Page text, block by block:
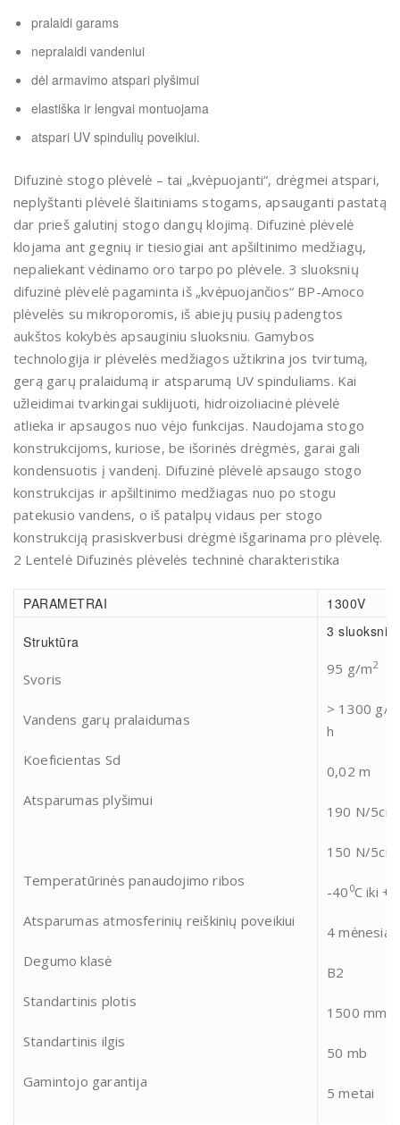
pralaidi garams
nepralaidi vandeniui
dėl armavimo atspari plyšimui
elastiška ir lengvai montuojama
atspari UV spindulių poveikiui.
Difuzinė stogo plėvelė – tai „kvėpuojanti“, drėgmei atspari,
neplyštanti plėvelė šlaitiniams stogams, apsauganti pastatą
dar prieš galutinį stogo dangų klojimą. Difuzinė plėvelė
klojama ant gegnių ir tiesiogiai ant apšiltinimo medžiagų,
nepaliekant vėdinamo oro tarpo po plėvele. 3 sluoksnių
difuzinė plėvelė pagaminta iš „kvėpuojančios“ BP-Amoco
plėvelės su mikroporomis, iš abiejų pusių padengtos
aukštos kokybės apsauginiu sluoksniu. Gamybos
technologija ir plėvelės medžiagos užtikrina jos tvirtumą,
gerą garų pralaidumą ir atsparumą UV spinduliams. Kai
užleidimai tvarkingai suklijuoti, hidroizoliacinė plėvelė
atlieka ir apsaugos nuo vėjo funkcijas. Naudojama stogo
konstrukcijoms, kuriose, be išorinės drėgmės, garai gali
kondensuotis į vandenį. Difuzinė plėvelė apsaugo stogo
konstrukcijas ir apšiltinimo medžiagas nuo po stogu
patekusio vandens, o iš patalpų vidaus per stogo
konstrukciją prasiskverbusi drėgmė išgarinama pro plėvelę.
2 Lentelė Difuzinės plėvelės techninė charakteristika
PARAMETRAI 1300V
Struktūra
Svoris
Vandens garų pralaidumas
Koeficientas Sd
Atsparumas plyšimui
Temperatūrinės panaudojimo ribos
Atsparumas atmosferinių reiškinių poveikiui
Degumo klasė
Standartinis plotis
Standartinis ilgis
Gamintojo garantija
3 sluoksniai
95 g/m2
> 1300 g/m
h
0,02 m
190 N/5cm
150 N/5cm
-40 0C iki
4 mėnesiai
B2
1500 mm
50 mb
5 metai